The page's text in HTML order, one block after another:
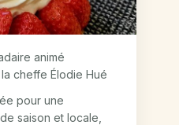
animé
cheffe Élodie Hué
pour une
saison et locale,